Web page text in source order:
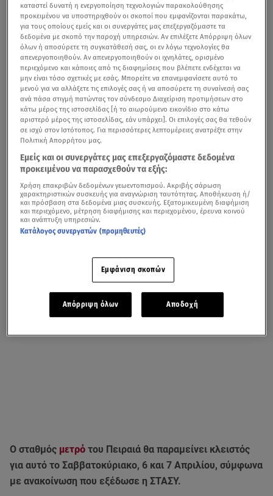
Ο σταθμός μετρό του Πειραιά θα παραμείνει κλειστός
για αυτό το Σαββατοκύριακο, 6 και 7 Απριλίου, σύμφωνα
με ανακοίνωση που εξέδωσε η ΣΤΑΣΥ.
καταστεί δυνατή η ενεργοποίηση τεχνολογιών παρακολούθησης
προκειμένου να υποστηριχθούν οι σκοποί που εμφανίζονται παρακάτω,
για τους οποίους εμείς και οι συνεργάτες μας επεξεργαζόμαστε τα
δεδομένα με σκοπό την παροχή υπηρεσιών. Αν επιλέξετε Απόρριψη όλων
όλων ή αποσύρετε τη συγκατάθεσή σας, οι εν λόγω τεχνολογίες θα
απενεργοποιηθούν. Αν απενεργοποιηθούν οι ιχνηλάτες, ορισμένο
περιεχόμενο και κάποιες από τις διαφημίσεις που βλέπετε ενδέχεται να
μην είναι τόσο σχετικές με εσάς. Μπορείτε να επανεμφανίσετε αυτό το
μενού για να αλλάξετε τις επιλογές σας ή να αποσύρετε τη συναίνεσή σας
ανά πάσα στιγμή πατώντας τον σύνδεσμο Διαχείριση προτιμήσεων στο
κάτω μέρος της ιστοσελίδας [ή το αιωρούμενο εικονίδιο στο κάτω
αριστερό μέρος της ιστοσελίδας, εάν υπάρχει]. Οι επιλογές σας θα τεθούν
σε ισχύ στον Ιστότοπος. Για περισσότερες λεπτομέρειες ανατρέξτε στην
Πολιτική Απορρήτου μας.
Εμείς και οι συνεργάτες μας επεξεργαζόμαστε δεδομένα
προκειμένου να παρασχεθούν τα εξής:
Χρήση επακριβών δεδομένων γεωεντοπισμού. Ακριβής σάρωση
χαρακτηριστικών συσκευής για αναγνώριση ταυτότητας. Αποθήκευση ή/
και πρόσβαση στα δεδομένα μιας συσκευής. Εξατομικευμένη διαφήμιση
και περιεχόμενο, μέτρηση διαφήμισης και περιεχομένου, έρευνα κοινού
και ανάπτυξη υπηρεσιών.
Κατάλογος συνεργατών (προμηθευτές)
Εμφάνιση σκοπών
Απόρριψη όλων Αποδοχή